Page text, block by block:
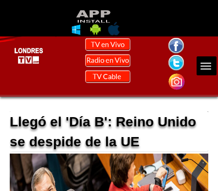
Llegó el 'Día B': Reino Unido
se despide de la UE